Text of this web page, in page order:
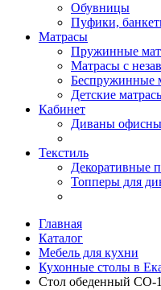
Обувницы
Пуфики,
Матрасы
Пружинные
Матрасы с
Беспружинные
Детские
Кабинет
Диваны
Текстиль
Декоративные
Топперы для
Главная
Каталог
Мебель для кухни
Кухонные столы в
Стол обеденный СО-